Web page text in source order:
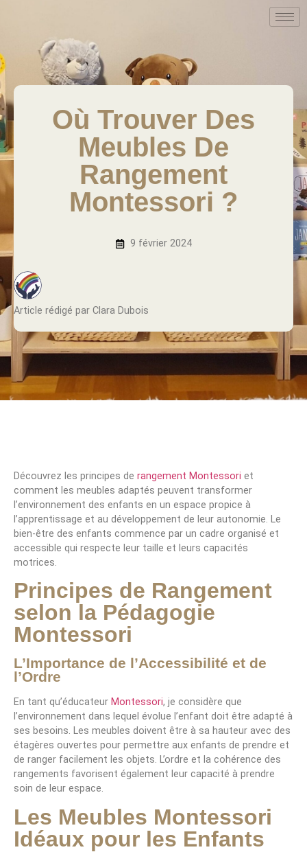
Où Trouver Des
Meubles De
Rangement
Montessori ?
9 février 2024
Article rédigé par Clara Dubois
Découvrez les principes de rangement Montessori et
comment les meubles adaptés peuvent transformer
l’environnement des enfants en un espace propice à
l’apprentissage et au développement de leur autonomie. Le
bien-être des enfants commence par un cadre organisé et
accessible qui respecte leur taille et leurs capacités
motrices.
Principes de Rangement
selon la Pédagogie
Montessori
L’Importance de l’Accessibilité et de
l’Ordre
En tant qu’éducateur Montessori, je considère que
l’environnement dans lequel évolue l’enfant doit être adapté à
ses besoins. Les meubles doivent être à sa hauteur avec des
étagères ouvertes pour permettre aux enfants de prendre et
de ranger facilement les objets. L’ordre et la cohérence des
rangements favorisent également leur capacité à prendre
soin de leur espace.
Les Meubles Montessori
Idéaux pour les Enfants